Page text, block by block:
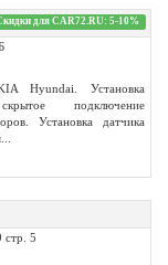
для CAR72.RU: 5-10%
Hyundai. Установка
подключение
Установка датчика
стр. 5